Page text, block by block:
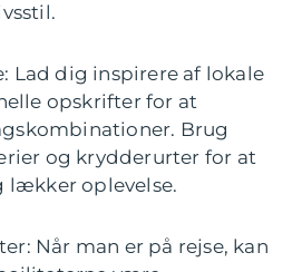
Lad dig inspirere af lokale
opskrifter for at
Brug
og krydderurter for at
lækker oplevelse.
Når man er på rejse, kan